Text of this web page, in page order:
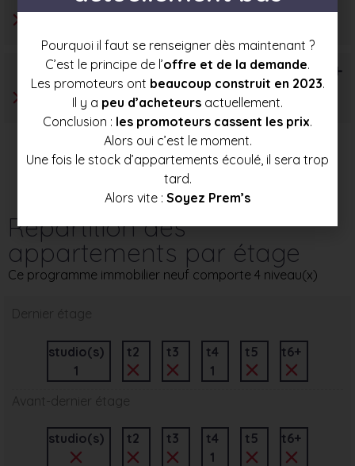
T6+
Répartition des
appartements par étage
Ce programme immobilier neuf comporte 4 niveau(x)
Dernier étage
studio(s)
1
t2 t3
t4
1
t5 t6+
Avant-dernier étage
studio(s) t2 t3
t4
1
t5 t6+
Pourquoi il faut se renseigner dès maintenant ?
C’est le principe de l’offre et de la demande.
Les promoteurs ont beaucoup construit en 2023.
Il y a peu d’acheteurs actuellement.
Conclusion : les promoteurs cassent les prix.
Alors oui c’est le moment.
Une fois le stock d’appartements écoulé, il sera trop
tard.
Alors vite : Soyez Prem’s